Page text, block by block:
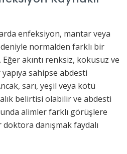
enfeksiyon, mantar veya
normalden farklı bir
akıntı renksiz, kokusuz ve
sahipse abdesti
sarı, yeşil veya kötü
belirtisi olabilir ve abdesti
alimler farklı görüşlere
danışmak faydalı